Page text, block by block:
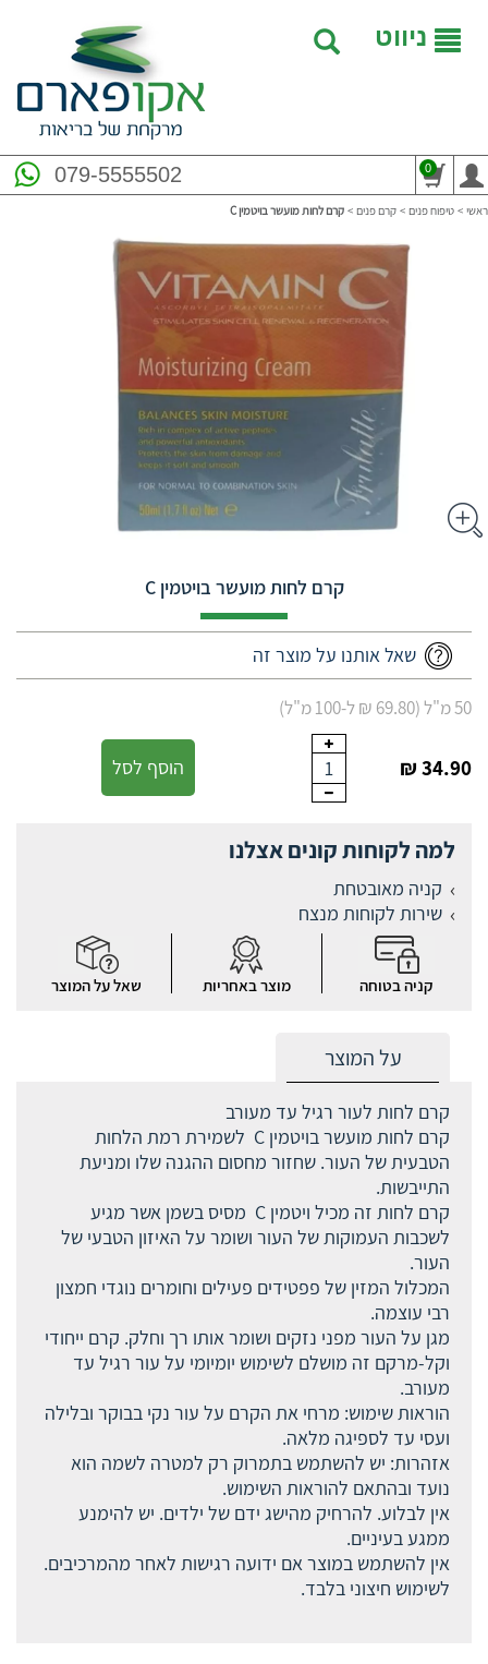
ניווט
079-5555502 0
ראשי > טיפוח פנים > קרם פנים > קרם לחות מועשר בויטמין C
קרם לחות מועשר בויטמין C
שאל אותנו על מוצר זה
50 מ"ל (69.80 ₪ ל-100 מ"ל)
34.90 ₪
1 הוסף לסל
למה לקוחות קונים אצלנו
קניה מאובטחת
שירות לקוחות מנצח
קניה בטוחה מוצר באחריות שאל על המוצר
על המוצר
קרם לחות לעור רגיל עד מעורב
קרם לחות מועשר בויטמין C לשמירת רמת הלחות
הטבעית של העור. שחזור מחסום ההגנה שלו ומניעת
התייבשות.
קרם לחות זה מכיל ויטמין C מסיס בשמן אשר מגיע
לשכבות העמוקות של העור ושומר על האיזון הטבעי של
העור.
המכלול המזין של פפטידים פעילים וחומרים נוגדי חמצון
רבי עוצמה.
מגן על העור מפני נזקים ושומר אותו רך וחלק. קרם ייחודי
וקל-מרקם זה מושלם לשימוש יומיומי על עור רגיל עד
מעורב.
הוראות שימוש: מרחי את הקרם על עור נקי בבוקר ובלילה
ועסי עד לספיגה מלאה.
אזהרות: יש להשתמש בתמרוק רק למטרה לשמה הוא
נועד ובהתאם להוראות השימוש.
אין לבלוע. להרחיק מהישג ידם של ילדים. יש להימנע
ממגע בעיניים.
אין להשתמש במוצר אם ידועה רגישות לאחר מהמרכיבים.
לשימוש חיצוני בלבד.